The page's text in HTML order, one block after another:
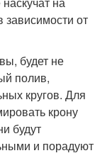
зависимости от
будет не
полив,
кругов. Для
крону
будут
и порадуют